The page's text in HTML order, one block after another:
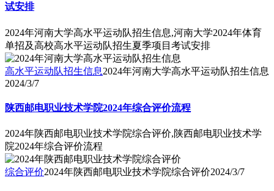
试安排
2024年河南大学高水平运动队招生信息,河南大学2024年体育
单招及高校高水平运动队招生夏季项目考试安排
高水平运动队招生信息2024年河南大学高水平运动队招生信息
2024/3/7
陕西邮电职业技术学院2024年综合评价流程
2024年陕西邮电职业技术学院综合评价,陕西邮电职业技术学
院2024年综合评价流程
综合评价2024年陕西邮电职业技术学院综合评价2024/3/7